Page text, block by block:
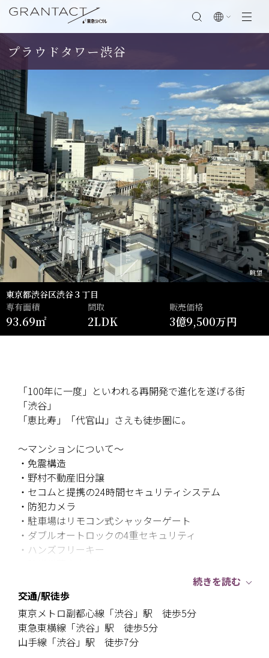
プラウドタワー渋谷
眺望
SCROLL
東京都渋谷区渋谷３丁目
専有面積
93.69㎡
間取
2LDK
販売価格
3億9,500万円
「100年に一度」といわれる再開発で進化を遂げる街
「渋谷」
「恵比寿」「代官山」さえも徒歩圏に。
～マンションについて～
・免震構造
・野村不動産旧分譲
・セコムと提携の24時間セキュリティシステム
・防犯カメラ
・駐車場はリモコン式シャッターゲート
・ダブルオートロックの4重セキュリティ
・ハンズフリーキー
・各階ゴミ置き場
・共用トランクルームあり
・ゲストルームあり
・スカイデッキあり
・ペット飼育可能（飼育細則制限がございます。）
続きを読む
交通/駅徒歩
東京メトロ副都心線「渋谷」駅 徒歩5分
東急東横線「渋谷」駅 徒歩5分
山手線「渋谷」駅 徒歩7分